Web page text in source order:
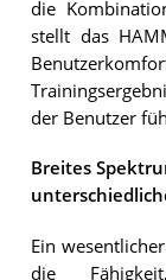
die
stellt das
der Benutzer
Breites
Ein
die